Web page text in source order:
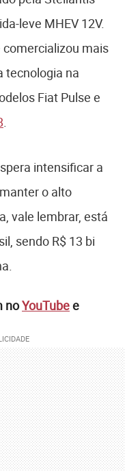
leve MHEV 12V.
mais
tecnologia na
Fiat Pulse e
intensificar a
o alto
vale lembrar, está
sendo R$ 13 bi
noYouTubee